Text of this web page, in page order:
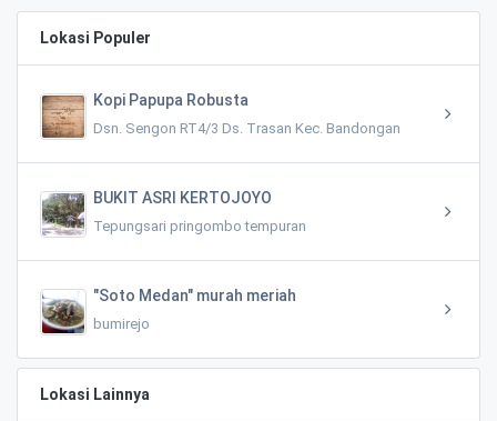
Lokasi Populer
Kopi Papupa Robusta
Dsn. Sengon RT4/3 Ds. Trasan Kec. Bandongan
BUKIT ASRI KERTOJOYO
Tepungsari pringombo tempuran
"Soto Medan" murah meriah
bumirejo
Lokasi Lainnya